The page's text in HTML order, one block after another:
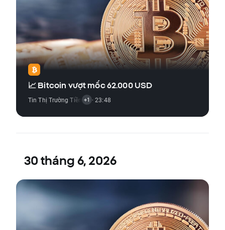
📈 Bitcoin vượt mốc 62.000 USD
Tin Thị Trường Tiền Điện Tử
+1 · 23:48
30 tháng 6, 2026